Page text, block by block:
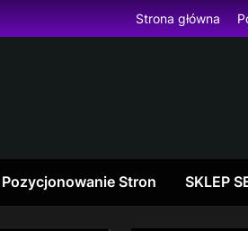
Strona główna
Pozycjonowanie Stron SKLEP